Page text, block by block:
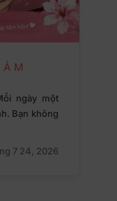
ngày một
Bạn không
7 24, 2026